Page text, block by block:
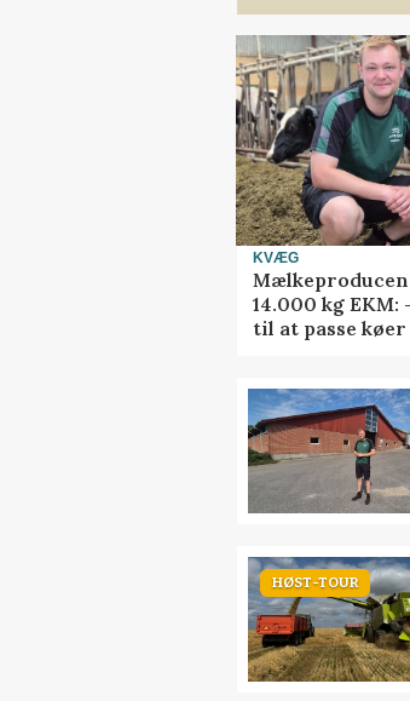
KVÆG
14.000 kg
til at passe køer
HØST-TOUR